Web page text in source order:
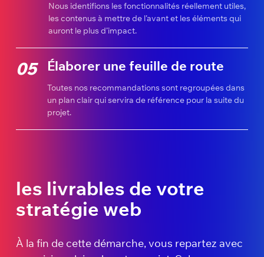
Nous identifions les fonctionnalités réellement utiles,
les contenus à mettre de l’avant et les éléments qui
auront le plus d’impact.
Élaborer une feuille de route
Toutes nos recommandations sont regroupées dans
un plan clair qui servira de référence pour la suite du
projet.
05
les livrables de votre
stratégie web
À la fin de cette démarche, vous repartez avec